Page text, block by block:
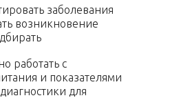
заболевания
возникновение
работать с
и показателями
для